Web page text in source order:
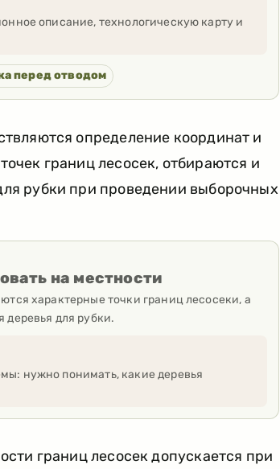
описание, технологическую карту и
перед отводом
определение координат и
границ лесосек, отбираются и
рубки при проведении выборочных
на местности
характерные точки границ лесосеки, а
для рубки.
нужно понимать, какие деревья
границ лесосек допускается при